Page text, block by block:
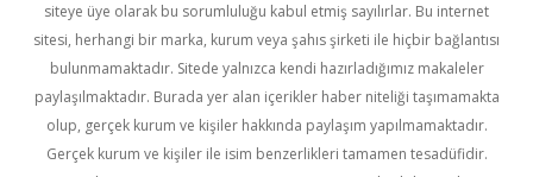
siteye üye olarak bu sorumluluğu kabul etmiş sayılırlar. Bu internet
sitesi, herhangi bir marka, kurum veya şahıs şirketi ile hiçbir bağlantısı
bulunmamaktadır. Sitede yalnızca kendi hazırladığımız makaleler
paylaşılmaktadır. Burada yer alan içerikler haber niteliği taşımamakta
olup, gerçek kurum ve kişiler hakkında paylaşım yapılmamaktadır.
Gerçek kurum ve kişiler ile isim benzerlikleri tamamen tesadüfidir.